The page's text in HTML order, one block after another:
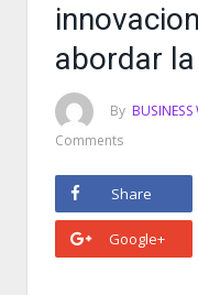
abordar
By BUSINESS
Comments
Share
Google+